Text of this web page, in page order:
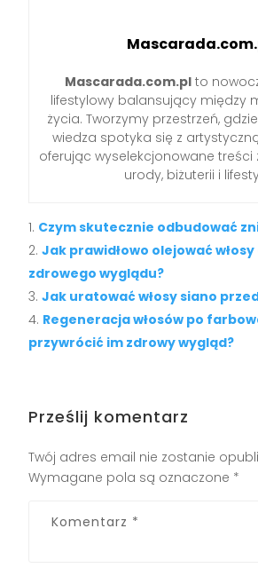
Mascarada.com.plto
lifestylowy balansujący między
życia. Tworzymy przestrzeń,
wiedza spotyka się z
oferując wyselekcjonowane treści
urody, biżuterii i
Czym skutecznie odbudować
Jak prawidłowo olejować włosy
zdrowego wyglądu?
Jak uratować włosy siano
Regeneracja włosów po
przywrócić im zdrowy wygląd?
Prześlij komentarz
Twój adres email nie zostanie
Wymagane pola są oznaczone *